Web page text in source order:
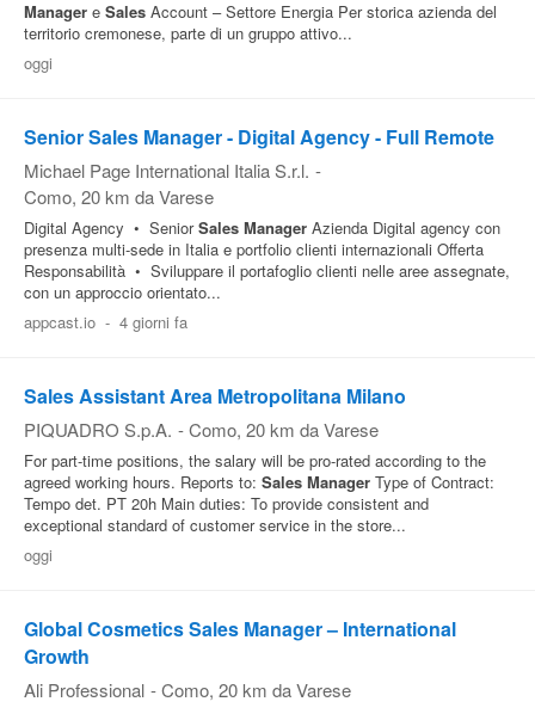
Manager e Sales Account – Settore Energia Per storica azienda del
territorio cremonese, parte di un gruppo attivo...
oggi
Senior Sales Manager - Digital Agency - Full Remote
Michael Page International Italia S.r.l. -
Como, 20 km da Varese
Digital Agency • SeniorSales Manager Azienda Digital agency con
presenza multi-sede in Italia e portfolio clienti internazionali Offerta
Responsabilità • Sviluppare il portafoglio clienti nelle aree assegnate,
con un approccio orientato...
appcast.io - 4 giorni fa
Sales Assistant Area Metropolitana Milano
PIQUADRO S.p.A. - Como, 20 km da Varese
For part-time positions, the salary will be pro-rated according to the
agreed working hours. Reports to: Sales Manager Type of Contract:
Tempo det. PT 20h Main duties: To provide consistent and
exceptional standard of customer service in the store...
oggi
Global Cosmetics Sales Manager – International
Growth
Ali Professional - Como, 20 km da Varese